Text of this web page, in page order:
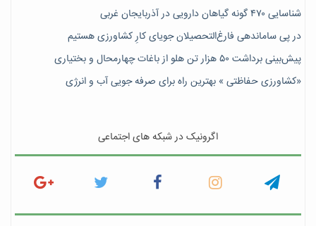
شناسایی ۴۷٠ گونه گیاهان دارویی در آذربایجان غربی
در پی ساماندهی فارغ‌التحصیلان جویای کارِ کشاورزی هستیم
پیش‎‌بینی برداشت ۵۰ هزار تن هلو از باغات چهارمحال و بختیاری
«کشاورزی حفاظتی » بهترین راه برای صرفه جویی آب و انرژی
اگرونیک در شبکه های اجتماعی